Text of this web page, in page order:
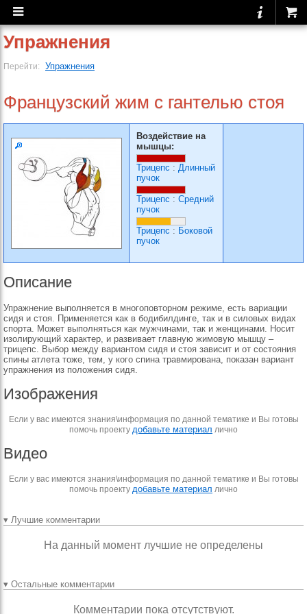
Упражнения
Перейти: Упражнения
Французский жим с гантелью стоя
Воздействие на
мышцы:
Трицепс : Длинный
пучок
Трицепс : Средний
пучок
Трицепс : Боковой
пучок
Описание
Упражнение выполняется в многоповторном режиме, есть вариации
сидя и стоя. Применяется как в бодибилдинге, так и в силовых видах
спорта. Может выполняться как мужчинами, так и женщинами. Носит
изолирующий характер, и развивает главную жимовую мышцу –
трицепс. Выбор между вариантом сидя и стоя зависит и от состояния
спины атлета тоже, тем, у кого спина травмирована, показан вариант
упражнения из положения сидя.
Изображения
Если у вас имеются знания\информация по данной тематике и Вы готовы
помочь проекту добавьте материал лично
Видео
Если у вас имеются знания\информация по данной тематике и Вы готовы
помочь проекту добавьте материал лично
▾ Лучшие комментарии
На данный момент лучшие не определены
▾ Остальные комментарии
Комментарии пока отсутствуют.